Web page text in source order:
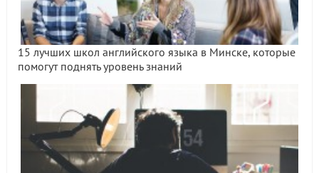
15 лучших школ английского языка в Минске, которые
помогут поднять уровень знаний